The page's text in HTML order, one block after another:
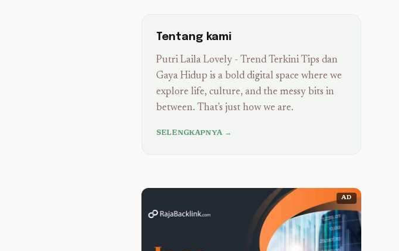
Tentang kami
Putri Laila Lovely - Trend Terkini Tips dan
Gaya Hidup is a bold digital space where we
explore life, culture, and the messy bits in
between. That's just how we are.
SELENGKAPNYA →
AD